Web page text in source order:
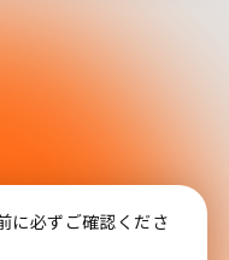
に必ずご確認くださ